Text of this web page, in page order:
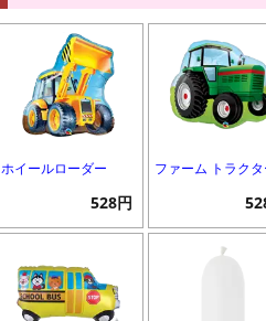
ホイールローダー
528円
ファーム トラクタ